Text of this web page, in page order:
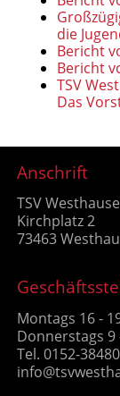
die
Bericht
Bericht
TSV
Das
Anschrift
TSV
Kirchplatz 2
73463
Montags 16 -
Donnerstags 9
Tel. 0152-